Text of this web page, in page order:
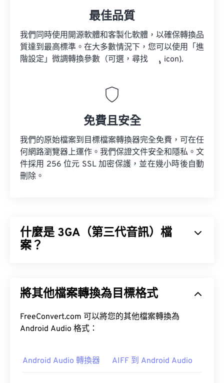
最佳品質
我們同時使用開源軟體和客製化軟體，以確保轉換品
質達到最高標準。在大多數情況下，您可以使用「進
階設定」微調轉換參數（可選，尋找
icon).
免費且安全
我們的原始檔案到目標檔案轉換器完全免費，可在任
何網路瀏覽器上運作。我們保證文件安全和隱私。文
件採用 256 位元 SSL 加密保護，並在幾小時後自動
刪除。
什麼是 3GA（第三代音訊）檔
案？
行動網路設計。由於 3GA 檔案經過高度壓縮且主要
預設情況下，3GA 檔案會在
將其他檔案轉換為目標格式
FreeConvert.com 可以將您的其他檔案轉換為
Android Audio 格式：
Android Audio 轉換器 AIFF 到 Android Audio